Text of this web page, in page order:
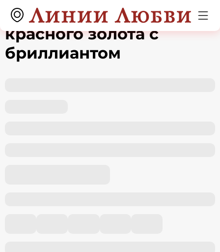
Обручальное кольцо из
красного золота с
бриллиантом